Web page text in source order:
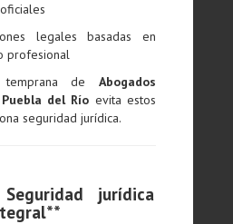
legales basadas en
profesional
temprana deAbogados
del Río evita estos
seguridad jurídica.
jurídica